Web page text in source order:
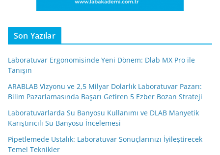
Son Yazılar
Laboratuvar Ergonomisinde Yeni Dönem: Dlab MX Pro ile
Tanışın
ARABLAB Vizyonu ve 2,5 Milyar Dolarlık Laboratuvar Pazarı:
Bilim Pazarlamasında Başarı Getiren 5 Ezber Bozan Strateji
Laboratuvarlarda Su Banyosu Kullanımı ve DLAB Manyetik
Karıştırıcılı Su Banyosu İncelemesi
Pipetlemede Ustalık: Laboratuvar Sonuçlarınızı İyileştirecek
Temel Teknikler